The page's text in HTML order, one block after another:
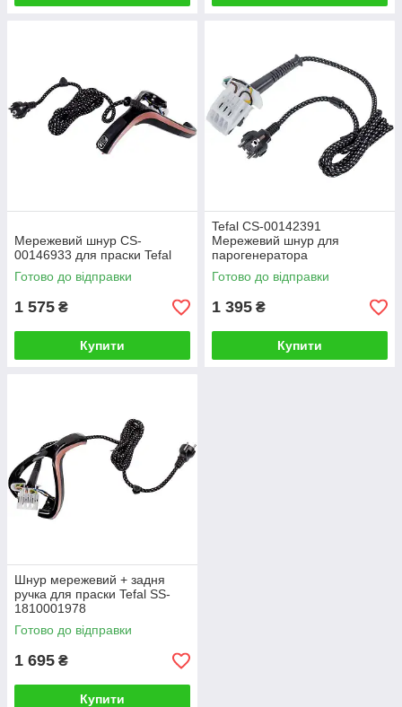
Мережевий шнур CS-
00146933 для праски Tefal
Готово до відправки
1 575 ₴
Купити
Tefal CS-00142391
Мережевий шнур для
парогенератора
Готово до відправки
1 395 ₴
Купити
Шнур мережевий + задня
ручка для праски Tefal SS-
1810001978
Готово до відправки
1 695 ₴
Купити